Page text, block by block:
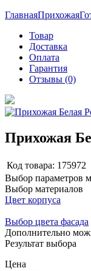
ГлавнаяПрихожая
Товар
Доставка
Оплата
Гарантия
Отзывы (0)
Прихожая
Код товара: 175972
Выбор параметров
Выбор материалов
Цвет корпуса
Выбор цвета фасада
Дополнительно
Результат выбора
Цена